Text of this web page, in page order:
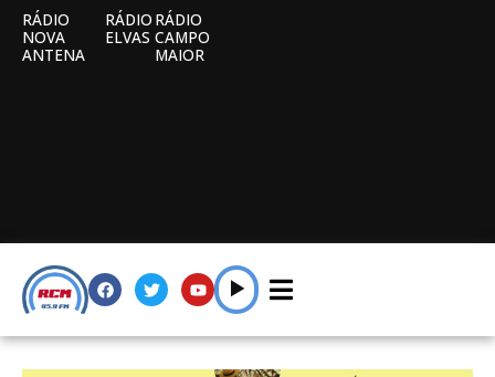
RÁDIO
NOVA
ANTENA
RÁDIO
ELVAS
RÁDIO
CAMPO
MAIOR